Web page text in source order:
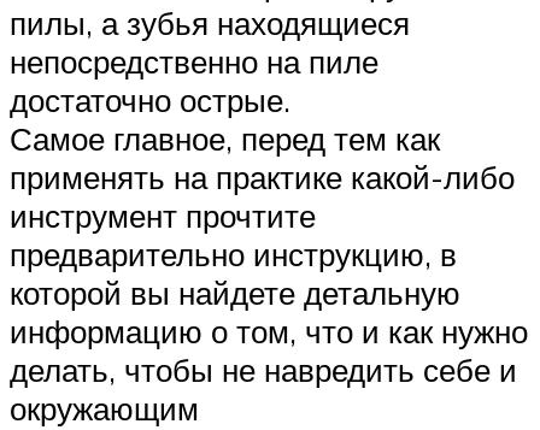
пилы, а зубья находящиеся
непосредственно на пиле
достаточно острые.
Самое главное, перед тем как
применять на практике какой-либо
инструмент прочтите
предварительно инструкцию, в
которой вы найдете детальную
информацию о том, что и как нужно
делать, чтобы не навредить себе и
окружающим